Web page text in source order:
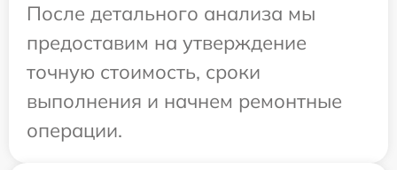
После детального анализа мы
предоставим на утверждение
точную стоимость, сроки
выполнения и начнем ремонтные
операции.